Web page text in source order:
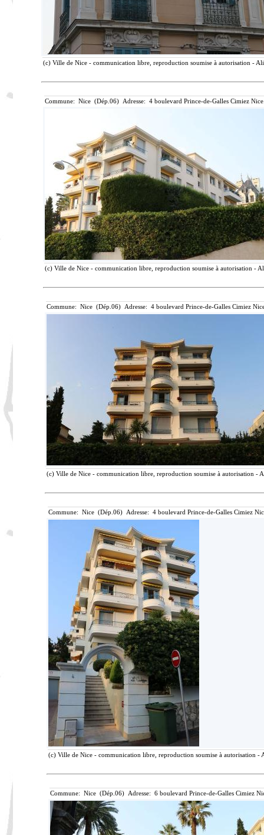
(c) Ville de Nice - communication libre, reproduction soumise à autorisation -
Commune: Nice (Dép.06) Adresse: 4 boulevard Prince-de-Galles Cimiez
(c) Ville de Nice - communication libre, reproduction soumise à autorisation -
Commune: Nice (Dép.06) Adresse: 4 boulevard Prince-de-Galles Cimiez
(c) Ville de Nice - communication libre, reproduction soumise à autorisation -
Commune: Nice (Dép.06) Adresse: 4 boulevard Prince-de-Galles Cimiez
(c) Ville de Nice - communication libre, reproduction soumise à autorisation -
Commune: Nice (Dép.06) Adresse: 6 boulevard Prince-de-Galles Cimiez